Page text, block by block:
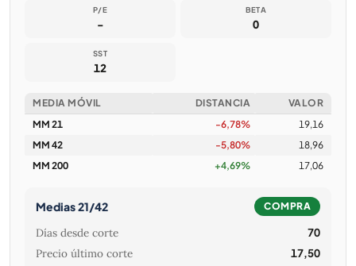
P/E
-
BETA
0
SST
12
MEDIA MÓVIL DISTANCIA
VALOR
MM 21
-6,78%
19,16
MM 42
-5,80%
18,96
MM 200
+4,69% 17,06
Medias 21/42 COMPRA
Días desde corte 70
Precio último corte 17,50